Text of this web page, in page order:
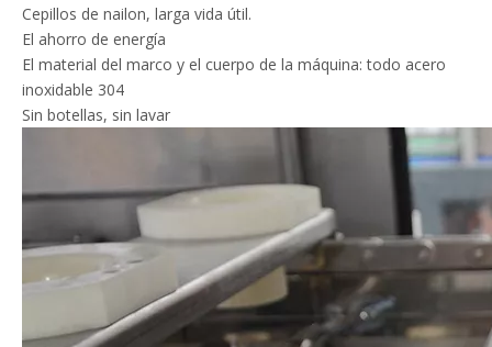
Cepillos de nailon, larga vida útil.
El ahorro de energía
El material del marco y el cuerpo de la máquina: todo acero
inoxidable 304
Sin botellas, sin lavar